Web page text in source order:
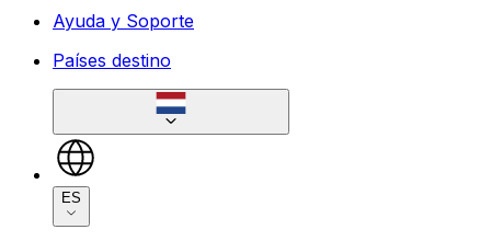
Ayuda y Soporte
Países destino
ES